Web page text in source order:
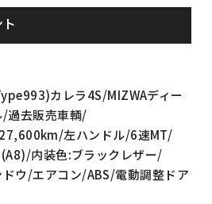
カレラ4S/MIZWAディー
/過去販売車輌/
左ハンドル/6速MT/
内装色:ブラックレザー/
ウ/エアコン/ABS/電動調整ドア